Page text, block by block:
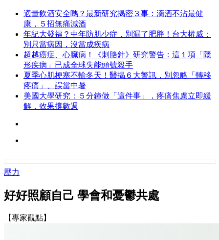
適量飲酒安全嗎？最新研究揭密３事：滴酒不沾最健
康，５招無痛減酒
年紀大發福？中年防肌少症，別漏了肥胖！台大權威：
別只當病因，沒當成疾病
超越癌症、心臟病！《刺胳針》研究警告：這１項「隱
形疾病」已成全球失能頭號殺手
夏季心肌梗塞不輸冬天！醫揭６大警訊，別忽略「轉移
疼痛」、誤當中暑
美國大學研究：５分鐘做「這件事」，疼痛焦慮立即緩
解，效果撐數週
壓力
好好照顧自己 學會和憂鬱共處
【專家觀點】